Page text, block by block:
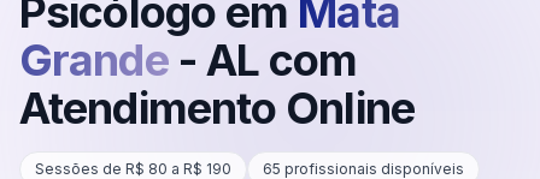
Psicólogo em Mata
Grande - AL com
Atendimento Online
Sessões de R$ 80 a R$ 190 65 profissionais disponíveis